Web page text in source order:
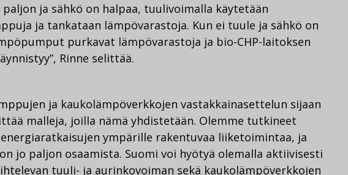
paljon ja sähkö on halpaa, tuulivoimalla käytetään
ja tankataan lämpövarastoja. Kun ei tuule ja sähkö on
purkavat lämpövarastoja ja bio-CHP-laitoksen
Rinne selittää.
ja kaukolämpöverkkojen vastakkainasettelun sijaan
malleja, joilla nämä yhdistetään. Olemme tutkineet
ympärille rakentuvaa liiketoimintaa, ja
jo paljon osaamista. Suomi voi hyötyä olemalla aktiivisesti
tuuli- ja aurinkovoiman sekä kaukolämpöverkkojen